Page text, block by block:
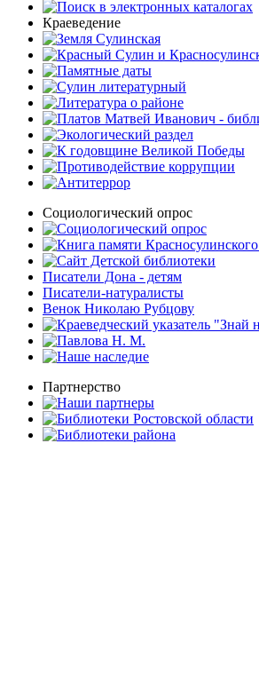
Краеведение
Социологический опрос
Писатели Дона - детям
Писатели-натуралисты
Венок Николаю Рубцову
Партнерство